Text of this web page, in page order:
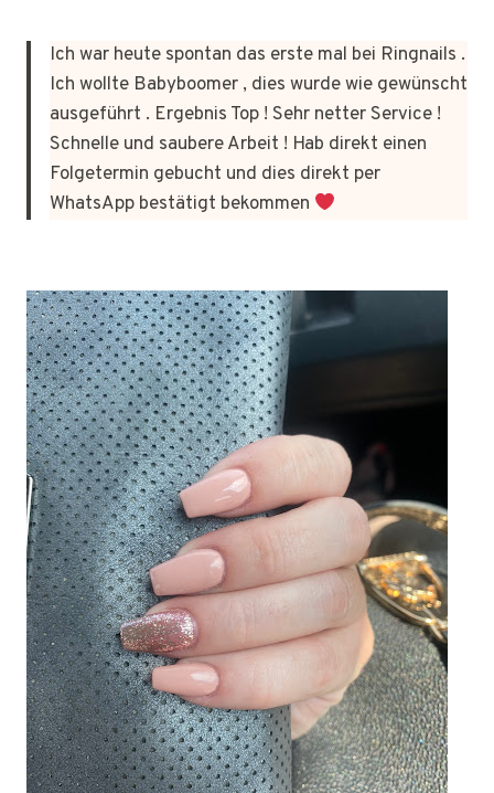
Ich war heute spontan das erste mal bei Ringnails .
Ich wollte Babyboomer , dies wurde wie gewünscht
ausgeführt . Ergebnis Top ! Sehr netter Service !
Schnelle und saubere Arbeit ! Hab direkt einen
Folgetermin gebucht und dies direkt per
WhatsApp bestätigt bekommen